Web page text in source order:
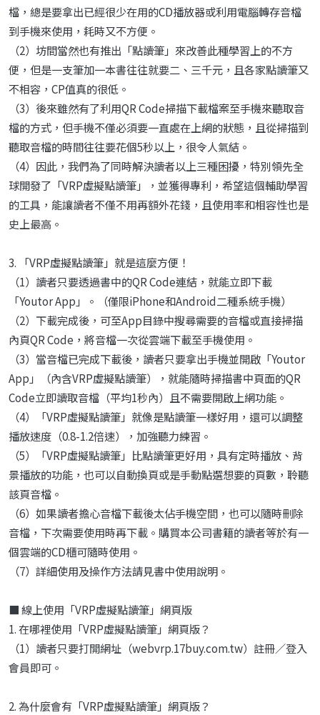
檔，總是要拿出已經很少在用的CD播放器或利用電腦轉存音檔
到手機來使用，耗時又不方便。
（2）坊間當然也有推出「點讀筆」來改善此種學習上的不方
便，但是一支筆加一本書往往就要二、三千元，且各家點讀筆又
不相容，CP值真的很低。
（3）後來雖然有了利用QR Code掃描下載檔案至手機來聽取音
檔的方式，但手機不僅必須要一直處在上網的狀態，且從掃描到
聽取音檔的時間往往要花個5秒以上，很令人氣結。
（4）因此，我們為了同時解決讀者以上三種困擾，特別領先全
球開發了「VRP虛擬點讀筆」，並獲得專利，希望這個輔助學習
的工具，能讓讀者不僅不用再額外花錢，且使用率和相容性也是
史上最高。
3. 「VRP虛擬點讀筆」就是這麼方便！
（1）讀者只要透過書中的QR Code連結，就能立即下載
「Youtor App」。（僅限iPhone和Android二種系統手機）
（2）下載完成後，可至App目錄中搜尋需要的音檔或直接掃描
內頁QR Code，將音檔一次從雲端下載至手機使用。
（3）當音檔已完成下載後，讀者只要拿出手機並開啟「Youtor
App」（內含VRP虛擬點讀筆），就能隨時掃描書中頁面的QR
Code立即讀取音檔（平均1秒內）且不需要開啟上網功能。
（4）「VRP虛擬點讀筆」就像是點讀筆一樣好用，還可以調整
播放速度（0.8-1.2倍速），加強聽力練習。
（5）「VRP虛擬點讀筆」比點讀筆更好用，具有定時播放、背
景播放的功能，也可以自動換頁或是手動點選想要的頁數，聆聽
該頁音檔。
（6）如果讀者擔心音檔下載後太佔手機空間，也可以隨時刪除
音檔，下次需要使用時再下載。購買本公司書籍的讀者等於有一
個雲端的CD櫃可隨時使用。
（7）詳細使用及操作方法請見書中使用說明。
■ 線上使用「VRP虛擬點讀筆」網頁版
1. 在哪裡使用「VRP虛擬點讀筆」網頁版？
（1）讀者只要打開網址（webvrp.17buy.com.tw）註冊／登入
會員即可。
2. 為什麼會有「VRP虛擬點讀筆」網頁版？